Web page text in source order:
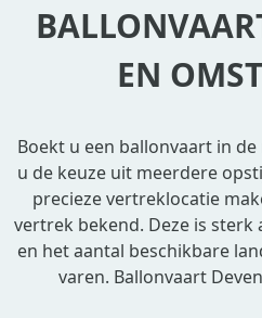
EN
Boekt u een ballonvaart in
u de keuze uit meerdere
precieze vertreklocatie
vertrek bekend. Deze is sterk
en het aantal beschikbare
varen. Ballonvaart